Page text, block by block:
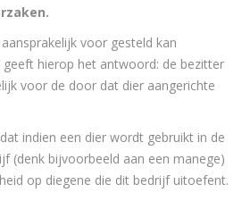
voor gesteld kan
geeft hierop het antwoord: de bezitter
voor de door dat dier aangerichte
indien een dier wordt gebruikt in de
(denk bijvoorbeeld aan een manege)
op diegene die dit bedrijf uitoefent.